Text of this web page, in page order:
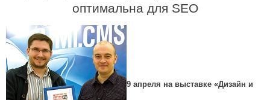
оптимальна для SEO
9 апреля на выставке «Дизайн и